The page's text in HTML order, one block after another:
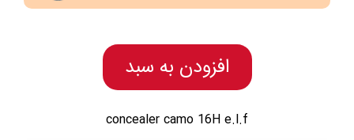
افزودن به سبد
concealer camo 16H e.l.f